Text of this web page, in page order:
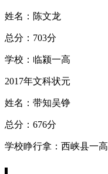
姓名：陈文龙
总分：703分
学校：临颍一高
2017年文科状元
姓名：带知吴铮
总分：676分
学校睁行拿：西峡县一高